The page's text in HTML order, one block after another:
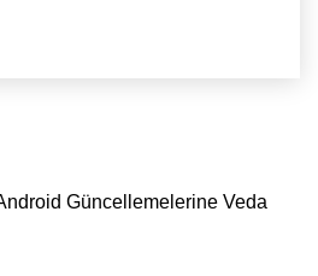
Güncellemelerine Veda